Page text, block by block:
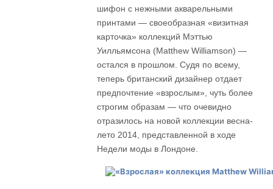
шифон с нежными акварельными
принтами — своеобразная «визитная
карточка» коллекций Мэттью
Уилльямсона (Matthew Williamson) —
остался в прошлом. Судя по всему,
теперь британский дизайнер отдает
предпочтение «взрослым», чуть более
строгим образам — что очевидно
отразилось на новой коллекции весна-
лето 2014, представленной в ходе
Недели моды в Лондоне.